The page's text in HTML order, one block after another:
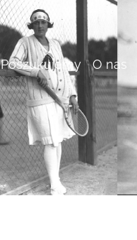
Poszukujemy O nas